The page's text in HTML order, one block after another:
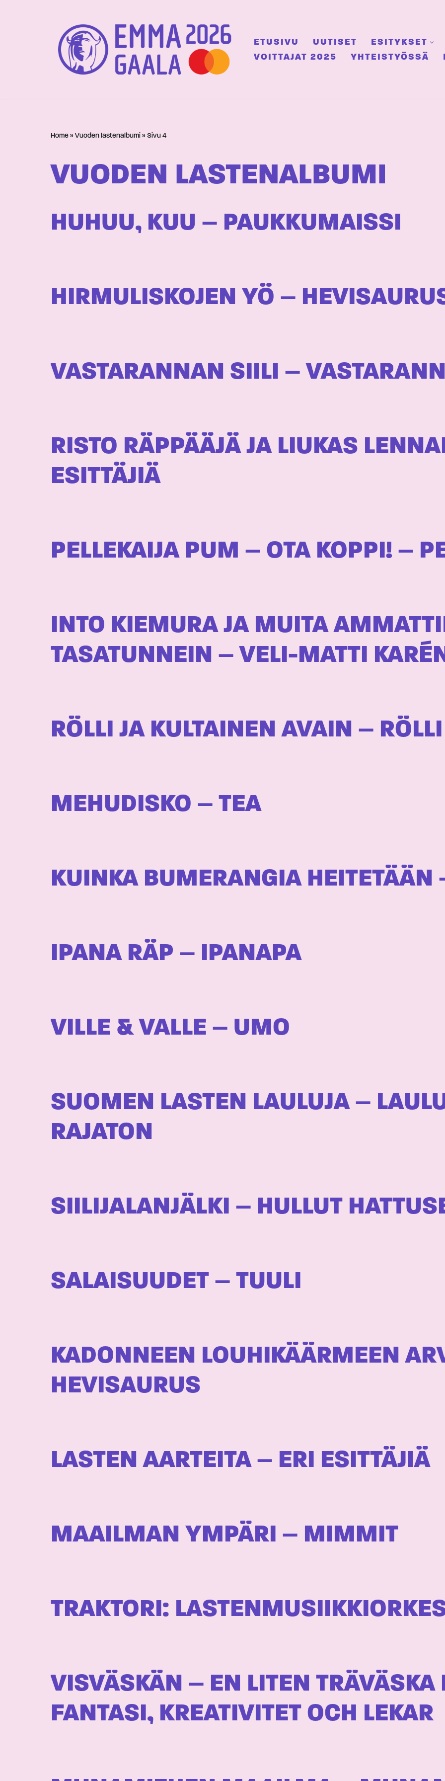
ETUSIVU UUTISET
ESITYKSET
VOITTAJAT 2025
YHTEISTYÖSSÄ
Home » Vuoden lastenalbumi » Sivu 4
VUODEN LASTENALBUMI
HUHUU, KUU – PAUKKUMAISSI
HIRMULISKOJEN YÖ –
VASTARANNAN SIILI –
RISTO RÄPPÄÄJÄ JA LIUKAS
ESITTÄJIÄ
PELLEKAIJA PUM – OTA KOPPI! –
INTO KIEMURA JA MUITA
TASATUNNEIN – VELI-MATTI
RÖLLI JA KULTAINEN AVAIN – RÖLLI
MEHUDISKO – TEA
KUINKA BUMERANGIA HEITETÄÄN
IPANA RÄP – IPANAPA
VILLE & VALLE – UMO
SUOMEN LASTEN LAULUJA –
RAJATON
SIILIJALANJÄLKI – HULLUT
SALAISUUDET – TUULI
KADONNEEN LOUHIKÄÄRMEEN
HEVISAURUS
LASTEN AARTEITA – ERI ESITTÄJIÄ
MAAILMAN YMPÄRI – MIMMIT
TRAKTORI:
VISVÄSKÄN – EN LITEN TRÄVÄSKA
FANTASI, KREATIVITET OCH LEKAR